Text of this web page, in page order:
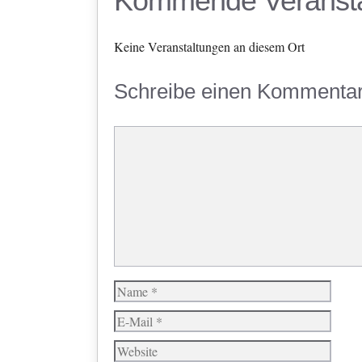
Keine Veranstaltungen an diesem Ort
Schreibe einen
Name
E-
Mail
Website